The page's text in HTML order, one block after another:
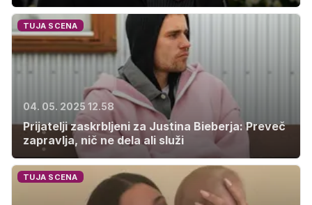
TUJA SCENA
04. 05. 2025 12.58
Prijatelji zaskrbljeni za Justina Bieberja: Preveč
zapravlja, nič ne dela ali služi
TUJA SCENA